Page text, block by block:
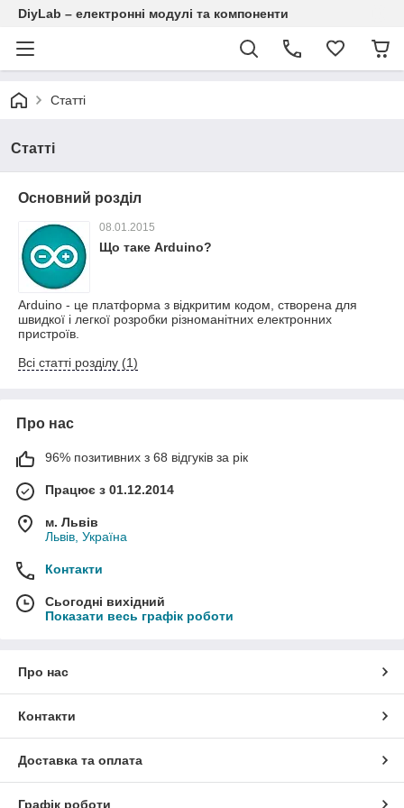
DiyLab – електронні модулі та компоненти
Статті
Статті
Основний розділ
08.01.2015
Що таке Arduino?
Arduino - це платформа з відкритим кодом, створена для
швидкої і легкої розробки різноманітних електронних
пристроїв.
Всі статті розділу (1)
Про нас
96% позитивних з 68 відгуків за рік
Працює з 01.12.2014
м. Львів
Львів, Україна
Контакти
Сьогодні вихідний
Показати весь графік роботи
Про нас
Контакти
Доставка та оплата
Графік роботи